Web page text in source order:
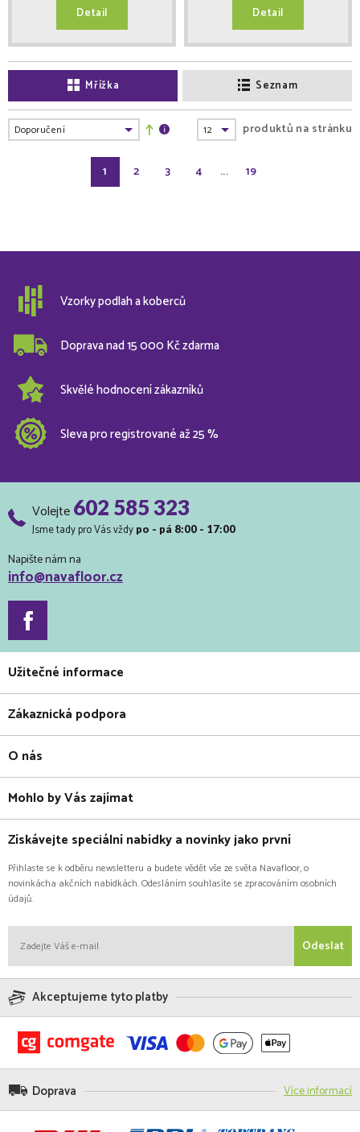
Detail Detail
Mřížka Seznam
1 2 3 4 ... 19
produktů na stránku
Vzorky podlah a koberců
Doprava nad 15 000 Kč zdarma
Skvělé hodnocení zákazníků
Sleva pro registrované až 25 %
Volejte602 585 323
Jsme tady pro Vás vždy po - pá 8:00 - 17:00
Napište nám na
info@navafloor.cz
Užitečné informace
Zákaznická podpora
O nás
Mohlo by Vás zajímat
Získávejte speciální nabídky a novinky jako první
Přihlaste se k odběru newsletteru a budete vědět vše ze světa Navafloor, o
novinkácha akčních nabídkách. Odesláním souhlasíte se zpracováním osobních
údajů.
Odeslat
Akceptujeme tyto platby
Doprava Více informací